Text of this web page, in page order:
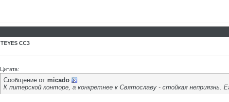
CC3
Цитата:
Сообщение от micado
К питерской конторе, а конкретнее к Святославу - стойкая